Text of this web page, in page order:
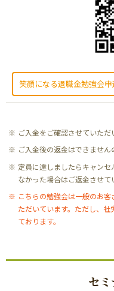
笑顔になる退職金勉強会申
ご入金をご確認させていただ
ご入金後の返金はできません
定員に達しましたらキャン
なかった場合はご返金させて
こちらの勉強会は一般のお
ただいています。ただし、
ております。
セ